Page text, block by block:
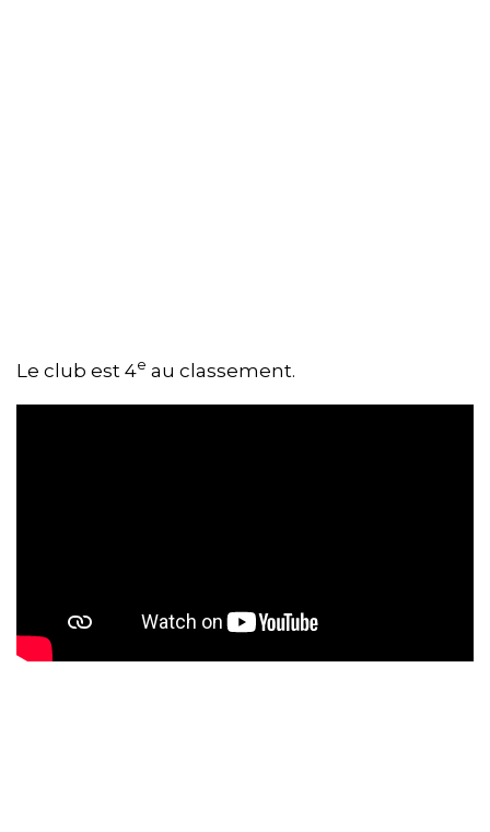
Le club est 4e au classement.